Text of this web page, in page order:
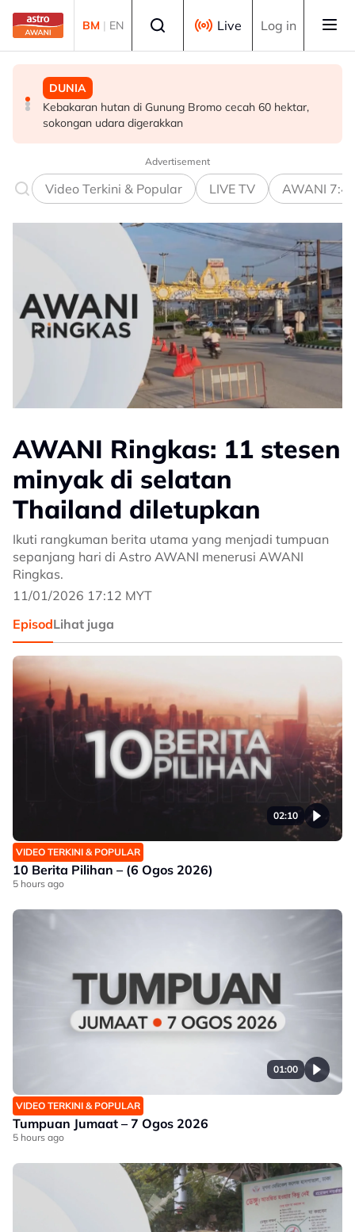
Skip to main content
BM | EN Live Log in
MALAYSIA
Pendekatan menyeluruh bagi Malaysia bersedia hadapi
demensia menjelang 2030 - Hanifah
DUNIA
Kebakaran hutan di Gunung Bromo cecah 60 hektar,
sokongan udara digerakkan
DUNIA
Jerman naikkan anggaran kematian berkaitan haba
kepada hampir 12,000
Advertisement
Video Terkini & Popular LIVE TV AWANI
AWANI Ringkas: 11 stesen
minyak di selatan
Thailand diletupkan
Ikuti rangkuman berita utama yang menjadi tumpuan
sepanjang hari di Astro AWANI menerusi AWANI
Ringkas.
11/01/2026 17:12 MYT
EpisodLihat juga
02:10
VIDEO TERKINI & POPULAR
10 Berita Pilihan – (6 Ogos 2026)
5 hours ago
01:00
VIDEO TERKINI & POPULAR
Tumpuan Jumaat – 7 Ogos 2026
5 hours ago